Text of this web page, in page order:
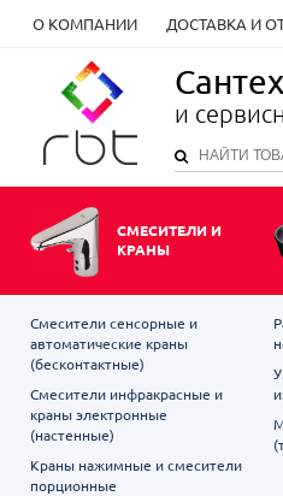
О КОМПАНИИ ДОСТАВКА И
и
СМЕСИТЕЛИ И
КРАНЫ
Смесители сенсорные и
автоматические краны
(бесконтактные)
Смесители инфракрасные и
краны электронные
(настенные)
Краны нажимные и смесители
порционные